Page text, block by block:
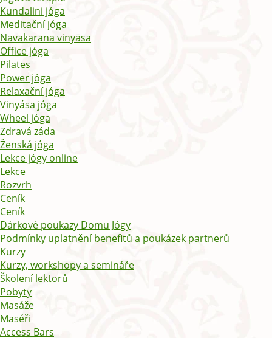
Kundalini jóga
Meditační jóga
Navakarana vinyāsa
Office jóga
Pilates
Power jóga
Relaxační jóga
Vinyása jóga
Wheel jóga
Zdravá záda
Ženská jóga
Lekce jógy online
Lekce
Rozvrh
Ceník
Ceník
Dárkové poukazy Domu Jógy
Podmínky uplatnění benefitů a poukázek partnerů
Kurzy
Kurzy, workshopy a semináře
Školení lektorů
Pobyty
Masáže
Maséři
Access Bars